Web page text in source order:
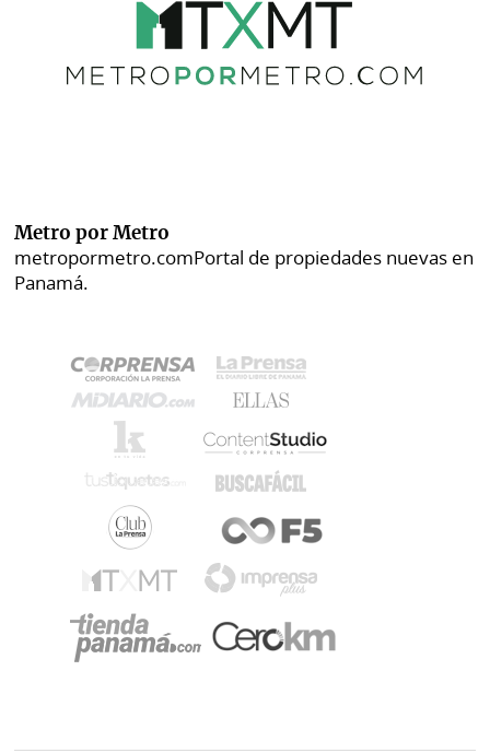
Metro por Metro
metropormetro.comPortal de propiedades nuevas en
Panamá.